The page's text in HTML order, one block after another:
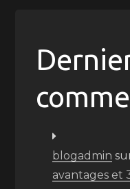
blogadmin
avantages et